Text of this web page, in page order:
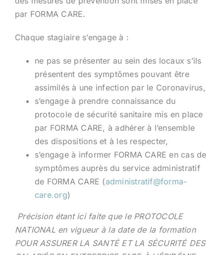
par FORMA CARE.
Chaque stagiaire s’engage à :
ne pas se présenter au sein des locaux s’ils
présentent des symptômes pouvant être
assimilés à une infection par le Coronavirus,
s’engage à prendre connaissance du
protocole de sécurité sanitaire mis en place
par FORMA CARE, à adhérer à l’ensemble
des dispositions et à les respecter,
s’engage à informer FORMA CARE en cas de
symptômes auprès du service administratif
de FORMA CARE (administratif@forma-
care.org)
Précision étant ici faite que le PROTOCOLE
NATIONAL en vigueur à la date de la formation
POUR ASSURER LA SANTÉ ET LA SÉCURITÉ DES